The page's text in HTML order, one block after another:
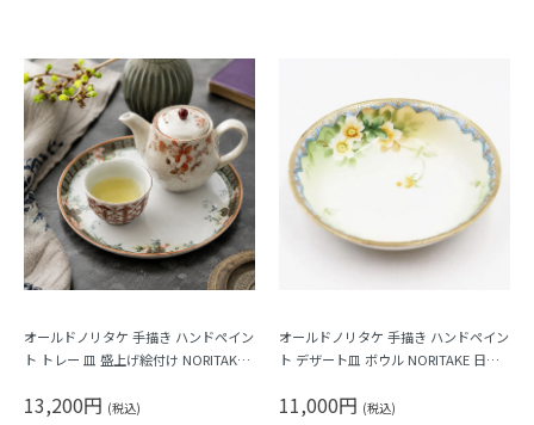
オールドノリタケ 手描き ハンドペイン
ト トレー 皿 盛上げ絵付け NORITAKE
花）
13,200円 (税込)
オールドノリタケ 手描き ハンドペイン
ト デザート皿 ボウル NORITAKE 日本
の花）A
11,000円 (税込)